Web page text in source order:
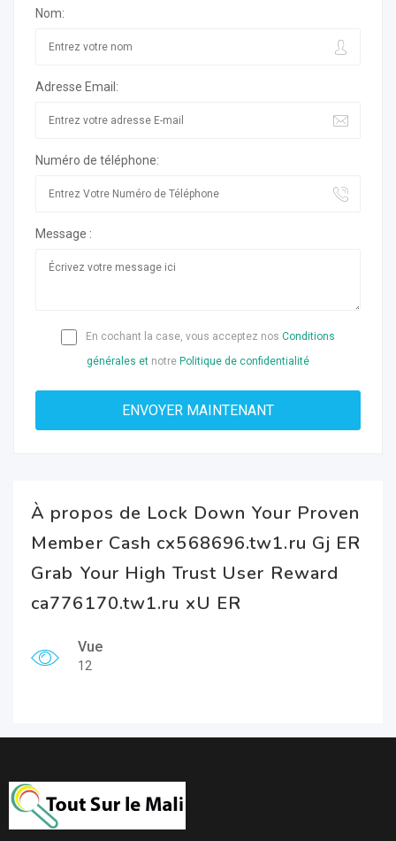
Nom:
Adresse Email:
Numéro de téléphone:
Message :
En cochant la case, vous acceptez nos Conditions
générales et notre Politique de confidentialité
À propos de Lock Down Your Proven
Member Cash cx568696.tw1.ru Gj ER
Grab Your High Trust User Reward
ca776170.tw1.ru xU ER
Vue
12